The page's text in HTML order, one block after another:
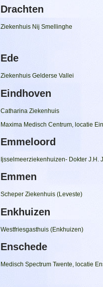
Drachten
Ziekenhuis Nij Smellinghe
Ede
Ziekenhuis Gelderse Vallei
Eindhoven
Catharina Ziekenhuis
Maxima Medisch Centrum, locatie
Emmeloord
Ijsselmeerziekenhuizen- Dokter
Emmen
Scheper Ziekenhuis (Leveste)
Enkhuizen
Westfriesgasthuis (Enkhuizen)
Enschede
Medisch Spectrum Twente, locatie